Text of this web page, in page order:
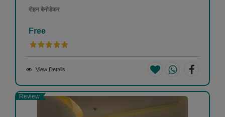
रोहन बेनोडेकर
Free
View Details
Review